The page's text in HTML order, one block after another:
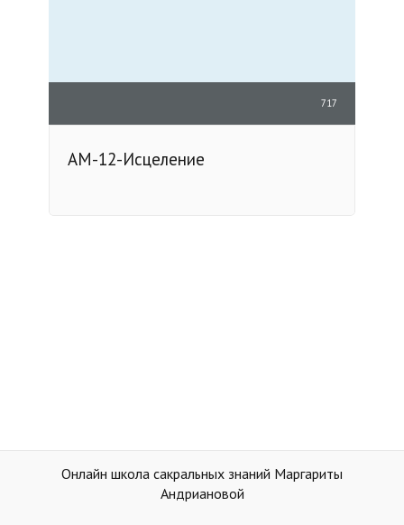
717
АМ-12-Исцеление
Онлайн школа сакральных знаний Маргариты
Андриановой